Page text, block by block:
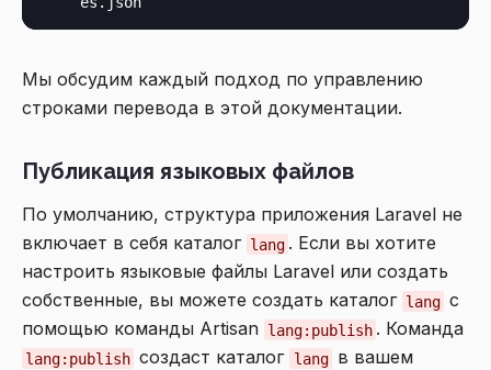
Мы обсудим каждый подход по управлению
строками перевода в этой документации.
Публикация языковых файлов
По умолчанию, структура приложения Laravel не
включает в себя каталог lang . Если вы хотите
настроить языковые файлы Laravel или создать
собственные, вы можете создать каталог lang с
помощью команды Artisan lang:publish . Команда
lang:publish создаст каталог lang в вашем